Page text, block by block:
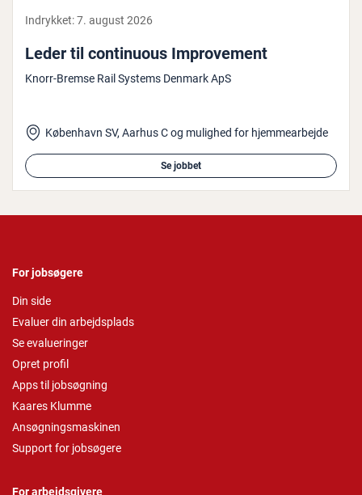
Indrykket:7. august 2026
Leder til con­ti­nuous Im­prove­ment
Knorr-Bremse Rail Systems Denmark ApS
København SV, Aarhus C og mulighed for hjemmearbejde
Se jobbet
For jobsøgere
Din side
Evaluer din arbejdsplads
Se evalueringer
Opret profil
Apps til jobsøgning
Kaares Klumme
Ansøgningsmaskinen
Support for jobsøgere
For arbejdsgivere